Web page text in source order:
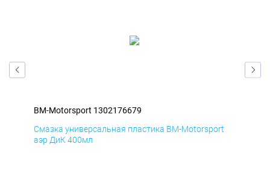
BM-Motorsport 1302176679
Смазка универсальная пластика BM-Motorsport
аэр ДиК 400мл